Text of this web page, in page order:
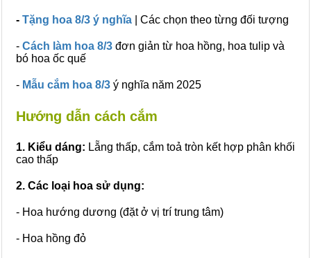
- Tặng hoa 8/3 ý nghĩa | Các chọn theo từng đối tượng
- Cách làm hoa 8/3 đơn giản từ hoa hồng, hoa tulip và
bó hoa ốc quế
- Mẫu cắm hoa 8/3 ý nghĩa năm 2025
Hướng dẫn cách cắm
1. Kiểu dáng: Lẵng thấp, cắm toả tròn kết hợp phân khối
cao thấp
2. Các loại hoa sử dụng:
- Hoa hướng dương (đặt ở vị trí trung tâm)
- Hoa hồng đỏ